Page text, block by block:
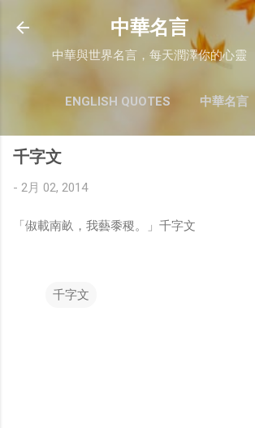
跳至主要內容
中華名言
中華與世界名言，每天潤澤你的心靈
ENGLISH QUOTES 中華名言
千字文
- 2月 02, 2014
「俶載南畝，我藝黍稷。」千字文
千字文